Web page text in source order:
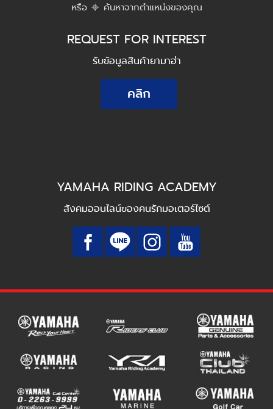
หรือ ค้นหาจากตำแหน่งของคุณ
REQUEST FOR INTEREST
รับข้อมูลสินค้ายามาฮ่า
คลิก
YAMAHA RIDING ACADEMY
สังคมออนไลน์ของคนรักมอเตอร์ไซต์